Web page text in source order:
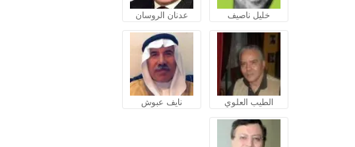
خليل ناصيف عدنان الروسان
الطيب العلوي نايف عبوش